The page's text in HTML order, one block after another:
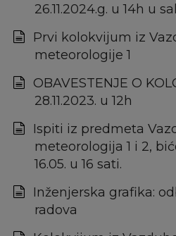
26.11.2024.g. u 14h u
Prvi kolokvijum iz
meteorologije 1
OBAVESTENJE O
28.11.2023. u 12h
Ispiti iz predmeta
meteorologija 1 i 2,
16.05. u 16 sati.
Inženjerska grafika:
radova